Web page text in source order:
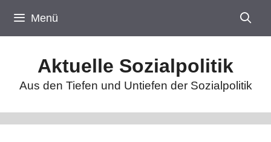
Inhalt
springen
Menü
Aktuelle Sozialpolitik
Aus den Tiefen und Untiefen der Sozialpolitik